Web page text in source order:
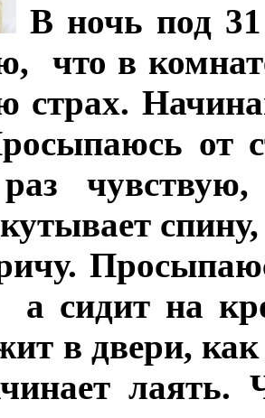
В ночь под
что в
страх.
от
а сидит на
в двери,
лаять.